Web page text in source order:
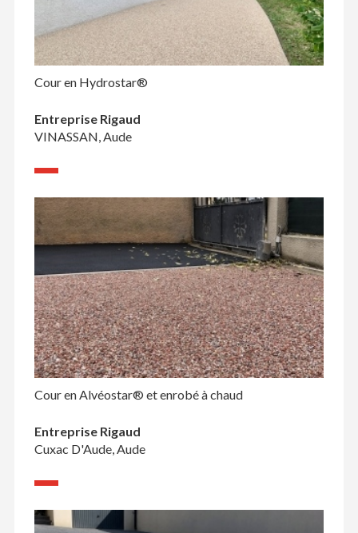
Cour en Hydrostar®
Entreprise Rigaud
VINASSAN, Aude
Cour en Alvéostar® et enrobé à chaud
Entreprise Rigaud
Cuxac D'Aude, Aude